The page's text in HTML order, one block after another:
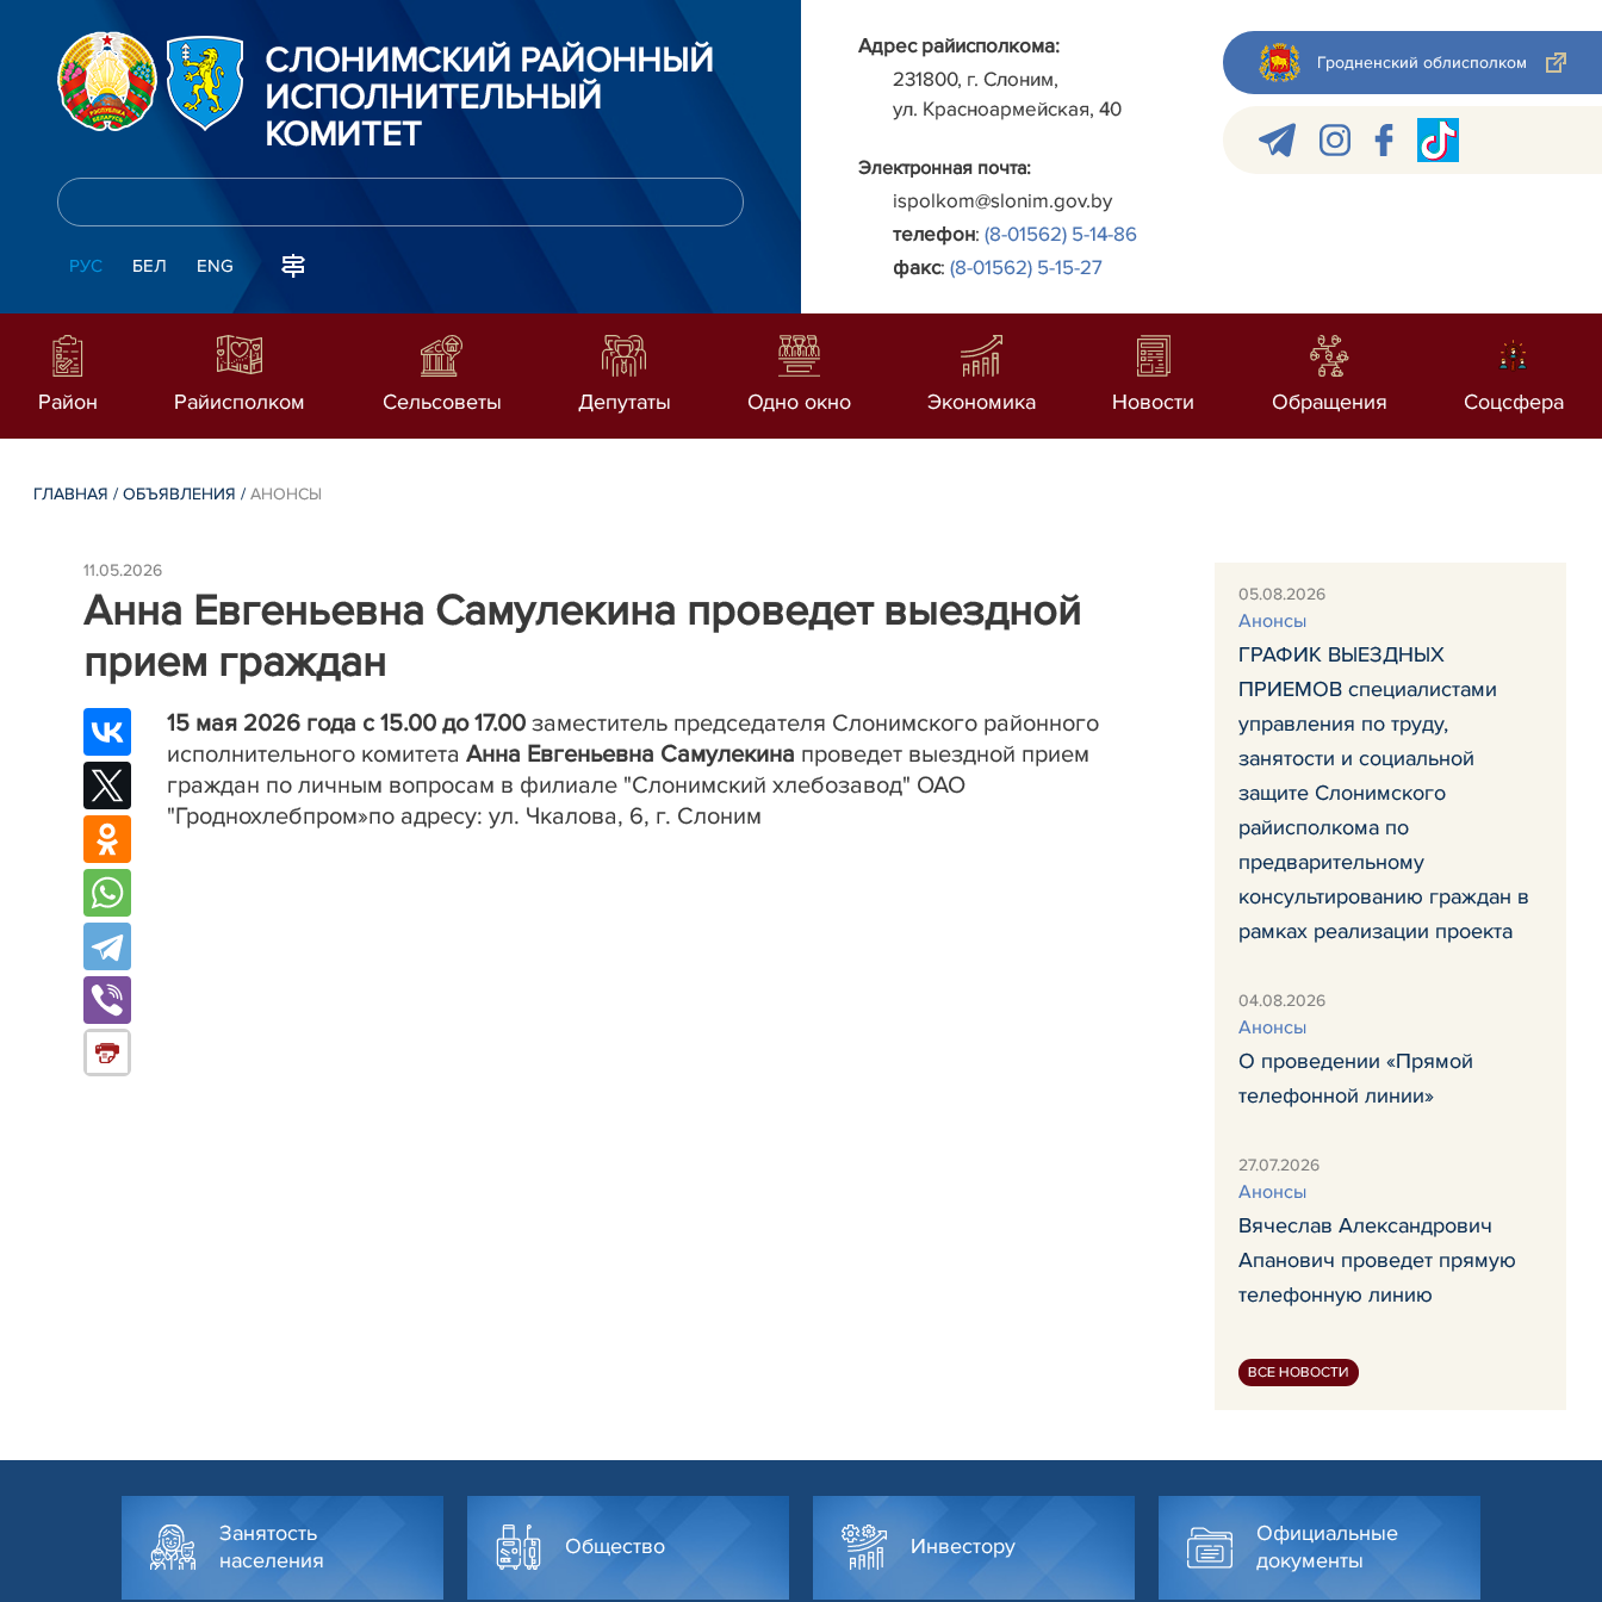
СЛОНИМСКИЙ РАЙОННЫЙ
ИСПОЛНИТЕЛЬНЫЙ
КОМИТЕТ
РУС БЕЛ ENG
Адрес райисполкома:
231800, г. Слоним,
ул. Красноармейская, 40
Электронная почта:
ispolkom@slonim.gov.by
телефон: (8-01562) 5-14-86
факс: (8-01562) 5-15-27
Гродненский облисполком
Район Райисполком Сельсоветы Депутаты Одно окно Экономика Новости Обращения Соцсфера
ГЛАВНАЯ /ОБЪЯВЛЕНИЯ /АНОНСЫ
11.05.2026
Анна Евгеньевна Самулекина проведет выездной
прием граждан
15 мая 2026 года с 15.00 до 17.00 заместитель председателя Слонимского районного
исполнительного комитета Анна Евгеньевна Самулекина проведет выездной прием
граждан по личным вопросам в филиале "Слонимский хлебозавод" ОАО
"Гроднохлебпром»по адресу: ул. Чкалова, 6, г. Слоним
05.08.2026
Анонсы
ГРАФИК ВЫЕЗДНЫХ
ПРИЕМОВ специалистами
управления по труду,
занятости и социальной
защите Слонимского
райисполкома по
предварительному
консультированию граждан в
рамках реализации проекта
04.08.2026
Анонсы
О проведении «Прямой
телефонной линии»
27.07.2026
Анонсы
Вячеслав Александрович
Апанович проведет прямую
телефонную линию
ВСЕ НОВОСТИ
Занятость
населения
Общество Инвестору
Официальные
документы